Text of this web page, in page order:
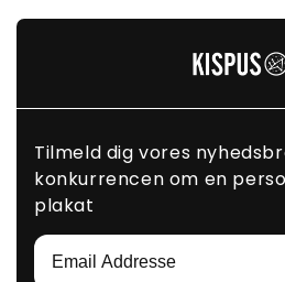
Tilmeld dig vores
konkurrencen om en
plakat